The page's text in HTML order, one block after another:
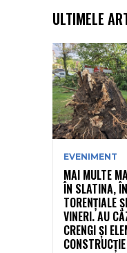
ULTIMELE
EVENIMENT
MAI MULTE
ÎN SLATINA,
TORENȚIALE
VINERI. AU
CRENGI ȘI
CONSTRUCȚIE